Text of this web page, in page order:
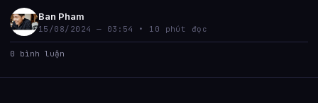
Ban Pham
15/08/2024 — 03:54 • 10 phút đọc
0 bình luận